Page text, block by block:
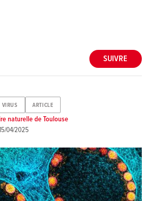
SUIVRE
VIRUS ARTICLE
naturelle de Toulouse
04/2025